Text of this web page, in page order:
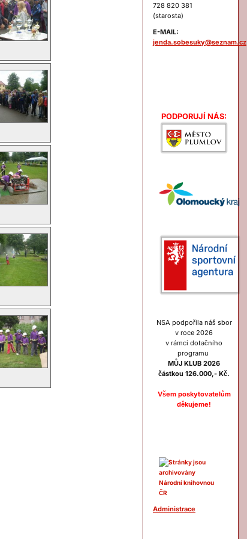
728 820 381
(starosta)
E-MAIL:
jenda.sobesuky@seznam.cz
PODPORUJÍ NÁS:
NSA podpořila náš sbor
v roce 2026
v rámci dotačního
programu
MŮJ KLUB 2026
částkou 126.000,- Kč.
Všem poskytovatelům
děkujeme!
Administrace